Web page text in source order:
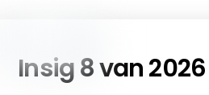
Insig 8 van 2026